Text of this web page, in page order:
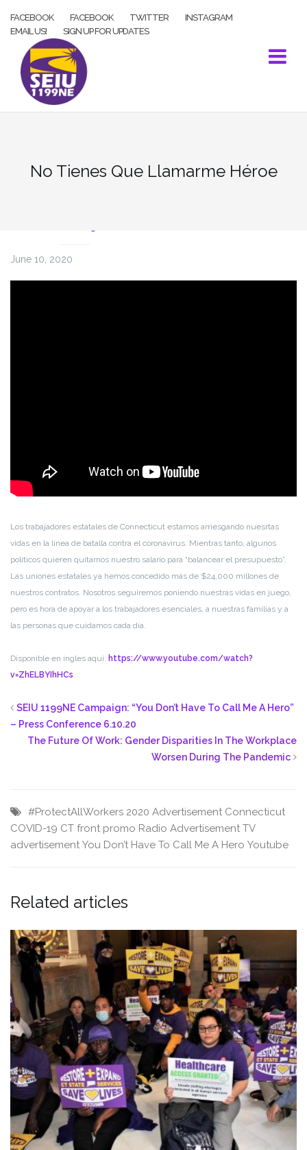
FACEBOOK FACEBOOK TWITTER
INSTAGRAM
EMAIL US!
SIGN UP FOR UPDATES
No Tienes Que Llamarme Héroe
June 10, 2020
Los trabajadores estatales de Connecticut estamos arriesgando nuesrtas
vidas en la línea de batalla contra el coronavirus. Mientras tanto, algunos
políticos quieren quitarnos nuestro salario para “balancear el presupuesto”.
Las uniones estatales ya hemos concedido más de $24,000 millones de
nuestros contratos. Nosotros seguiremos poniendo nuestras vidas en juego,
pero es hora de apoyar a los trabajadores esenciales, a nuestras familias y a
las personas que cuidamos cada día.
Disponible en ingles aquí: https://www.youtube.com/watch?
v=ZhELBYIhHCs
SEIU 1199NE Campaign: “You Don’t Have To Call Me A Hero”
– Press Conference 6.10.20
The Future Of Work: Gender Disparities In The Workplace
Worsen During The Pandemic
#ProtectAllWorkers 2020 Advertisement Connecticut
COVID-19 CT front promo Radio Advertisement TV
advertisement You Don’t Have To Call Me A Hero Youtube
Related articles